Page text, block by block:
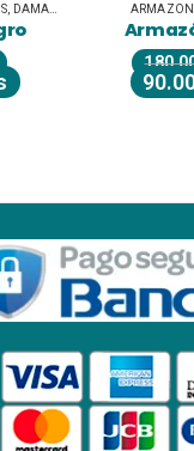
DAMAS UNISEX JUVENILES